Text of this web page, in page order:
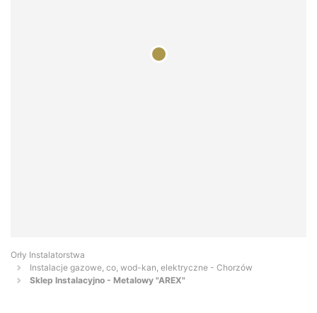
Orły Instalatorstwa
Instalacje gazowe, co, wod-kan, elektryczne - Chorzów
Sklep Instalacyjno - Metalowy "AREX"